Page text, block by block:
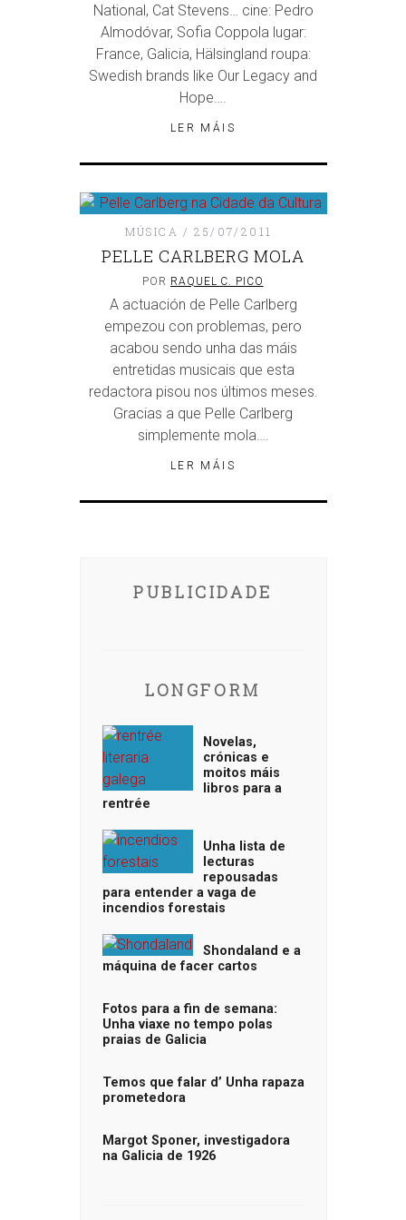
National, Cat Stevens… cine: Pedro
Almodóvar, Sofia Coppola lugar:
France, Galicia, Hälsingland roupa:
Swedish brands like Our Legacy and
Hope….
LER MÁIS
MÚSICA 25/07/2011
PELLE CARLBERG MOLA
POR RAQUEL C. PICO
A actuación de Pelle Carlberg
empezou con problemas, pero
acabou sendo unha das máis
entretidas musicais que esta
redactora pisou nos últimos meses.
Gracias a que Pelle Carlberg
simplemente mola….
LER MÁIS
PUBLICIDADE
LONGFORM
Novelas,
crónicas e
moitos máis
libros para a
rentrée
Unha lista de
lecturas
repousadas
para entender a vaga de
incendios forestais
Shondaland e a
máquina de facer cartos
Fotos para a fin de semana:
Unha viaxe no tempo polas
praias de Galicia
Temos que falar d’ Unha rapaza
prometedora
Margot Sponer, investigadora
na Galicia de 1926